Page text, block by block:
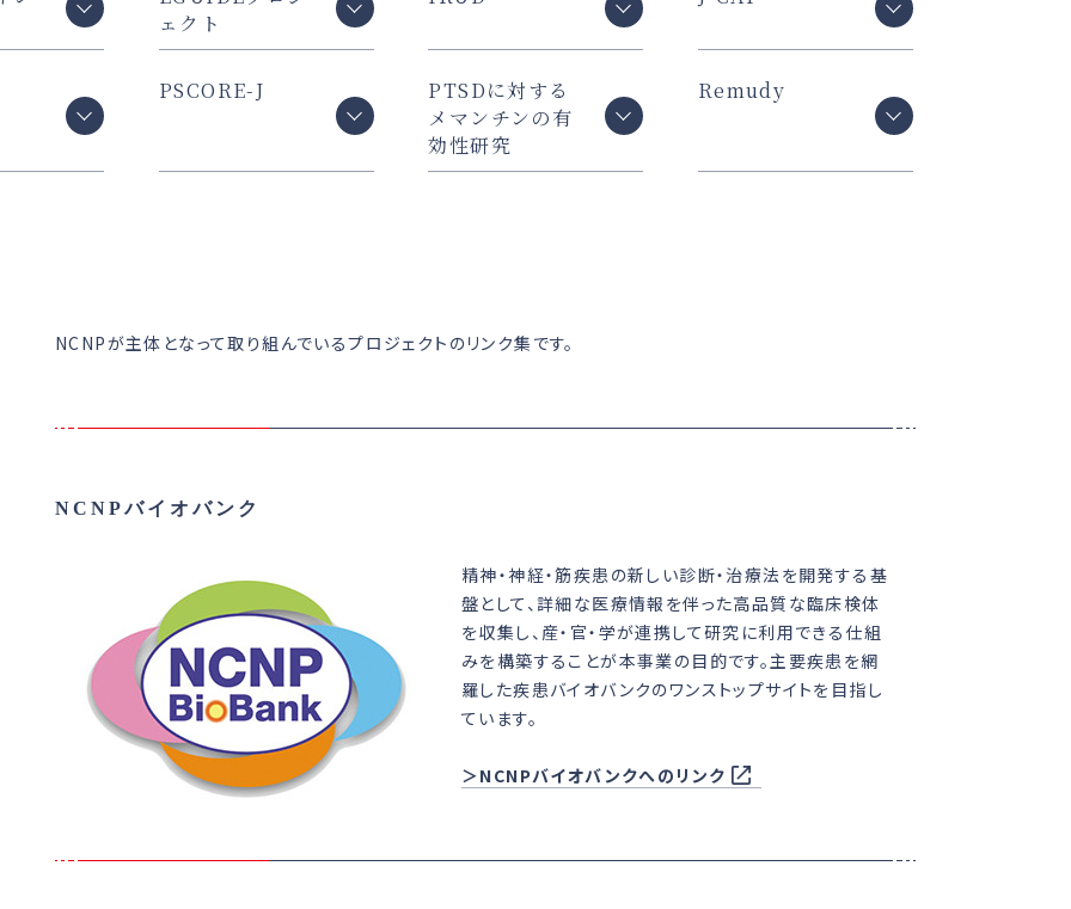
ェクト
PSCORE-J
PTSDに対する
メマンチンの有
効性研究
Remudy
NCNPが主体となって取り組んでいるプロジェクトのリンク集です。
NCNPバイオバンク
精神・神経・筋疾患の新しい診断・治療法を開発する基
盤として、詳細な医療情報を伴った高品質な臨床検体
を収集し、産・官・学が連携して研究に利用できる仕組
みを構築することが本事業の目的です。主要疾患を網
羅した疾患バイオバンクのワンストップサイトを目指し
ています。
＞NCNPバイオバンクへのリンク